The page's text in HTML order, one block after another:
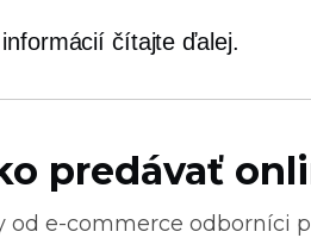
čítajte ďalej.
predávať
od e-commerce odborníci